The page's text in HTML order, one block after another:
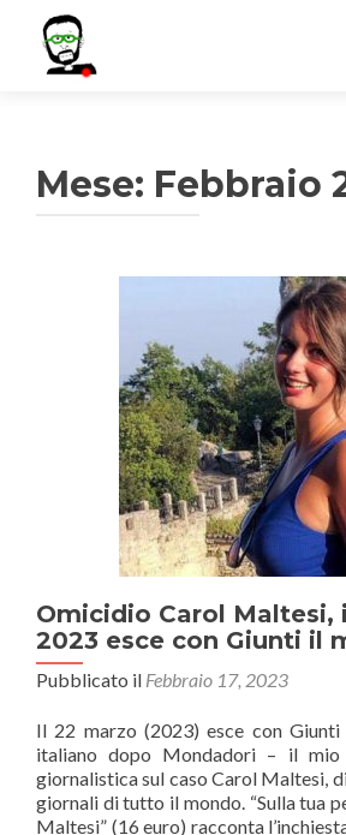
Mese: Febbraio
Omicidio Carol Maltesi,
2023 esce con Giunti il
Pubblicato il Febbraio 17, 2023
Il 22 marzo (2023) esce con
italiano dopo Mondadori – il mio
giornalistica sul caso Carol Maltesi,
giornali di tutto il mondo. “Sulla tua
Maltesi” (16 euro) racconta